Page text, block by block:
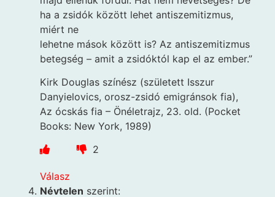
ha a zsidók között lehet antiszemitizmus,
miért ne
lehetne mások között is? Az antiszemitizmus
betegség – amit a zsidóktól kap el az ember.”
Kirk Douglas színész (született Isszur
Danyielovics, orosz-zsidó emigránsok fia),
Az ócskás fia – Önéletrajz, 23. old. (Pocket
Books: New York, 1989)
2
Válasz
Névtelen szerint: